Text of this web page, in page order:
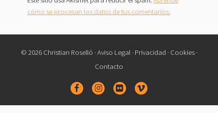
cómo se procesan los datos de tus comentarios.
© 2026 Christian Roselló ·Aviso Legal· Privacidad · Cookies·
Contacto